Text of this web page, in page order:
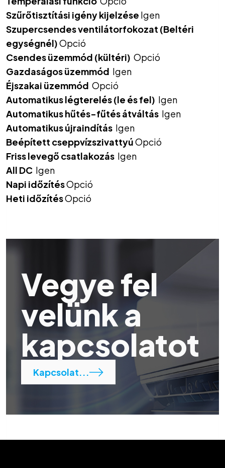
Szűrőtisztítási igény kijelzése Igen
Szupercsendes ventilátorfokozat (Beltéri
egységnél)Opció
Csendes üzemmód (kültéri) Opció
Gazdaságos üzemmód Igen
Éjszakai üzemmód Opció
Automatikus légterelés (le és fel) Igen
Automatikus hűtés-fűtés átváltás Igen
Automatikus újraindítás Igen
Beépített cseppvízszivattyúOpció
Friss levegő csatlakozás Igen
All DC Igen
Napi időzítésOpció
Heti időzítésOpció
Vegye fel
velünk a
kapcsolatot
Kapcsolat...